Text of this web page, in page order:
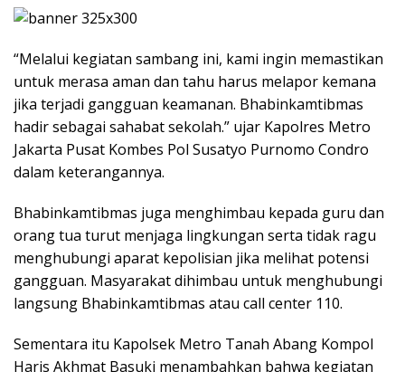
“Melalui kegiatan sambang ini, kami ingin memastikan
untuk merasa aman dan tahu harus melapor kemana
jika terjadi gangguan keamanan. Bhabinkamtibmas
hadir sebagai sahabat sekolah.” ujar Kapolres Metro
Jakarta Pusat Kombes Pol Susatyo Purnomo Condro
dalam keterangannya.
Bhabinkamtibmas juga menghimbau kepada guru dan
orang tua turut menjaga lingkungan serta tidak ragu
menghubungi aparat kepolisian jika melihat potensi
gangguan. Masyarakat dihimbau untuk menghubungi
langsung Bhabinkamtibmas atau call center 110.
Sementara itu Kapolsek Metro Tanah Abang Kompol
Haris Akhmat Basuki menambahkan bahwa kegiatan